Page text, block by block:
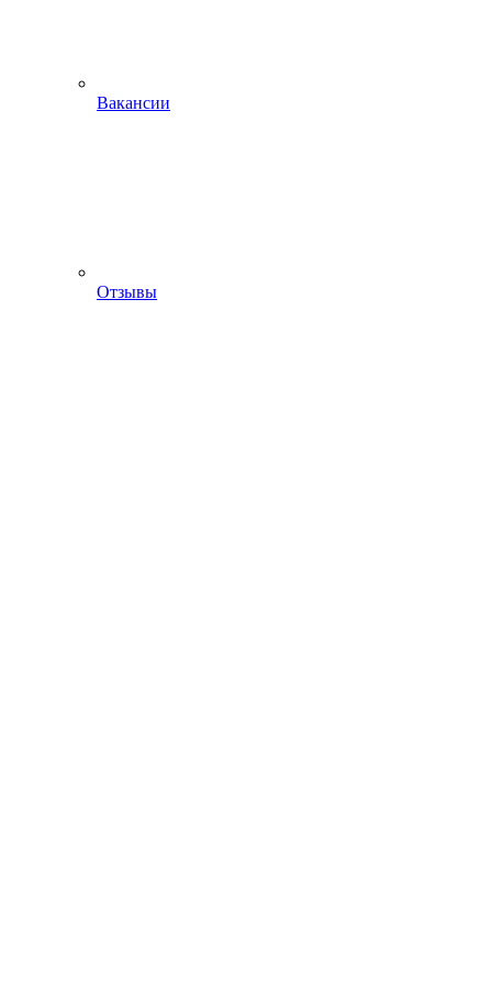
Вакансии
Отзывы